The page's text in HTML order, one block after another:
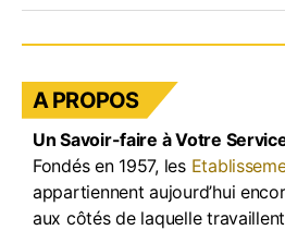
c
e
b
o
o
k
a
gr
a
m
k
e
dI
n
u
T
b
e
A PROPOS
Un Savoir-faire à Votre
Fondés en 1957, les
appartiennent aujourd’hui
aux côtés de laquelle